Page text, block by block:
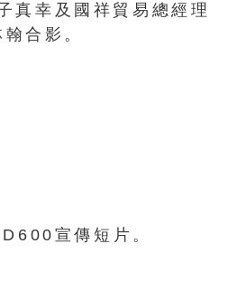
真幸及國祥貿易總經理
翰合影。
宣傳短片。